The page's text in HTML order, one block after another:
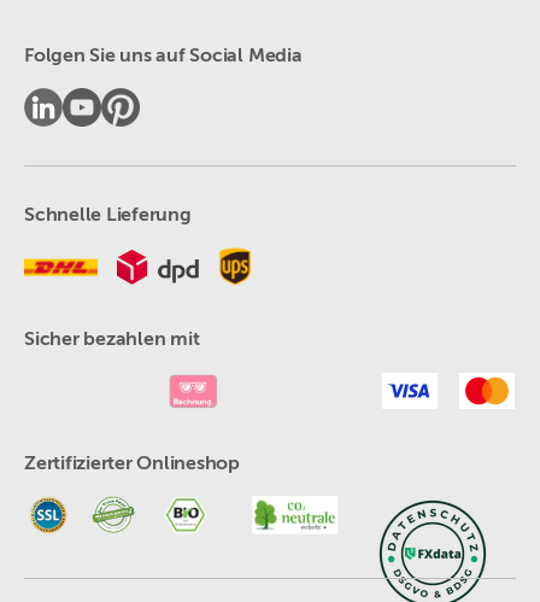
Folgen Sie uns auf Social Media
Schnelle Lieferung
Sicher bezahlen mit
Zertifizierter Onlineshop